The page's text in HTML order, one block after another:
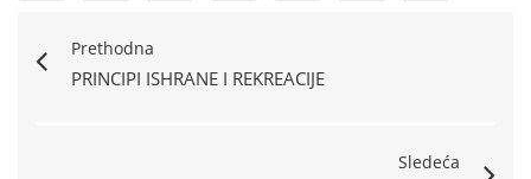
Prethodna
PRINCIPI ISHRANE I REKREACIJE
Sledeća